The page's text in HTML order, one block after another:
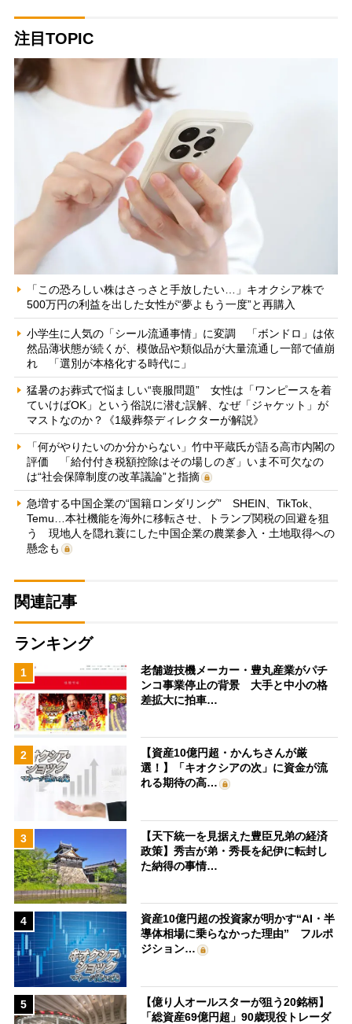
注目TOPIC
「この恐ろしい株はさっさと手放したい…」キオクシア株で
500万円の利益を出した女性が“夢よもう一度”と再購入
小学生に人気の「シール流通事情」に変調 「ボンドロ」は依
然品薄状態が続くが、模倣品や類似品が大量流通し一部で値崩
れ 「選別が本格化する時代に」
猛暑のお葬式で悩ましい“喪服問題” 女性は「ワンピースを着
ていけばOK」という俗説に潜む誤解、なぜ「ジャケット」が
マストなのか？《1級葬祭ディレクターが解説》
「何がやりたいのか分からない」竹中平蔵氏が語る高市内閣の
評価 「給付付き税額控除はその場しのぎ」いま不可欠なの
は“社会保障制度の改革議論”と指摘
急増する中国企業の“国籍ロンダリング” SHEIN、TikTok、
Temu…本社機能を海外に移転させ、トランプ関税の回避を狙
う 現地人を隠れ蓑にした中国企業の農業参入・土地取得への
懸念も
関連記事
ランキング
1
老舗遊技機メーカー・豊丸産業がパチ
ンコ事業停止の背景 大手と中小の格
差拡大に拍車…
2
【資産10億円超・かんちさんが厳
選！】「キオクシアの次」に資金が流
れる期待の高…
3
【天下統一を見据えた豊臣兄弟の経済
政策】秀吉が弟・秀長を紀伊に転封し
た納得の事情…
4
資産10億円超の投資家が明かす“AI・半
導体相場に乗らなかった理由” フルポ
ジション…
5
【億り人オールスターが狙う20銘柄】
「総資産69億円超」90歳現役トレーダ